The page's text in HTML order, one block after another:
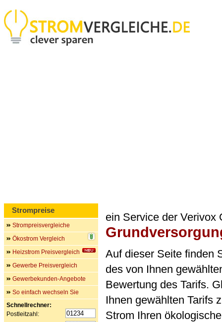
ein Service der Verivox
Auf dieser Seite finden
des von Ihnen
Bewertung des Tarifs.
Ihnen gewählten Tarifs
Strom Ihren
Strompreise
Strompreisvergleiche
Ökostrom Vergleich
Heizstrom Preisvergleich
Gewerbe Preisvergleich
Gewerbekunden-Angebote
So einfach wechseln Sie
Schnellrechner:
Postleitzahl: